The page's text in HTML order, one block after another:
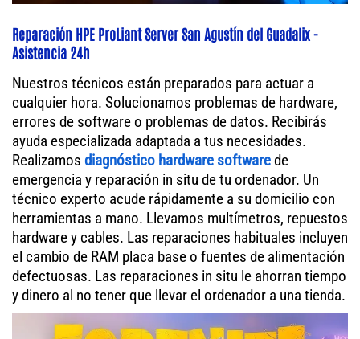
Reparación HPE ProLiant Server San Agustín del Guadalix -
Asistencia 24h
Nuestros técnicos están preparados para actuar a
cualquier hora. Solucionamos problemas de hardware,
errores de software o problemas de datos. Recibirás
ayuda especializada adaptada a tus necesidades.
Realizamos diagnóstico hardware softwarede
emergencia y reparación in situ de tu ordenador. Un
técnico experto acude rápidamente a su domicilio con
herramientas a mano. Llevamos multímetros, repuestos
hardware y cables. Las reparaciones habituales incluyen
el cambio de RAM placa base o fuentes de alimentación
defectuosas. Las reparaciones in situ le ahorran tiempo
y dinero al no tener que llevar el ordenador a una tienda.